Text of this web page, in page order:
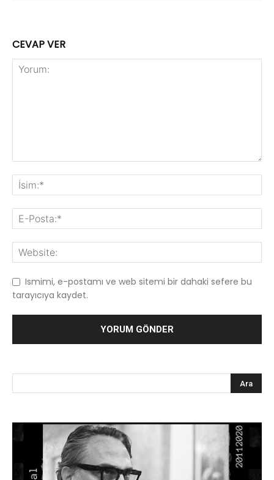
CEVAP VER
Ismimi, e-postamı ve web sitemi bir dahaki sefere bu
tarayıcıya kaydet.